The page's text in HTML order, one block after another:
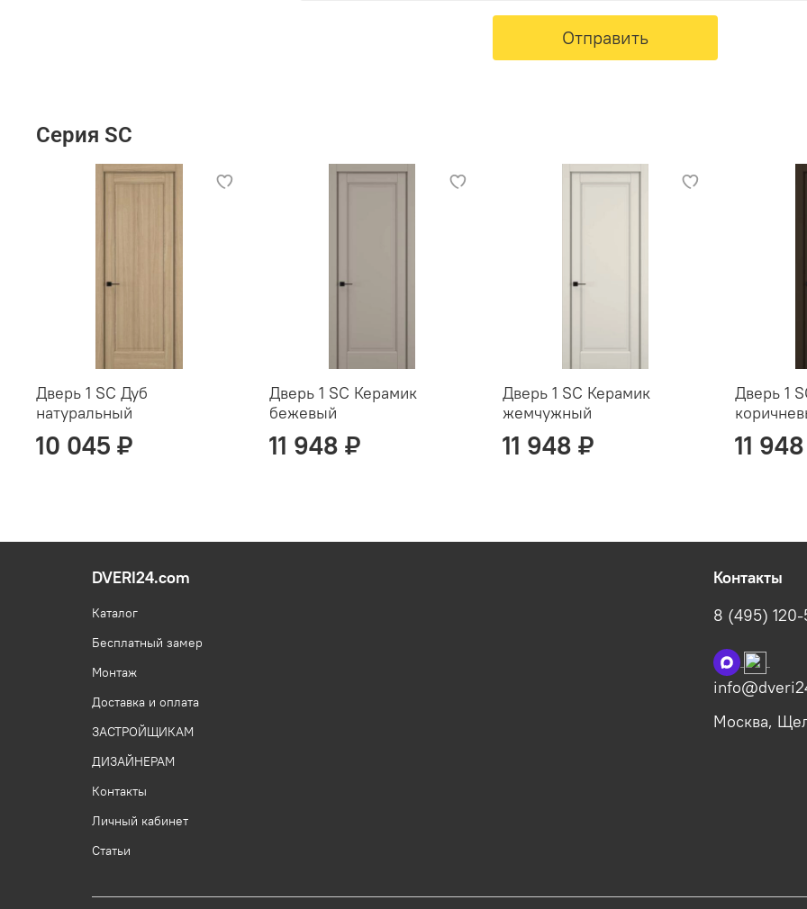
Отправить
Серия SC
Дверь 1 SC Дуб
натуральный
10 045 ₽
Дверь 1 SC Керамик
бежевый
11 948 ₽
Дверь 1 SC Керамик
жемчужный
11 948 ₽
Дверь 1
11
DVERI24.com
Каталог
Бесплатный замер
Монтаж
Доставка и оплата
ЗАСТРОЙЩИКАМ
ДИЗАЙНЕРАМ
Контакты
Личный кабинет
Статьи
Контакты
8 (495)
Москва,